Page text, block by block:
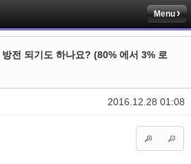
Menu
2016.12.28 01:08
전 되기도 하나요? (80% 에서 3% 로
스케치북5
스케치북5